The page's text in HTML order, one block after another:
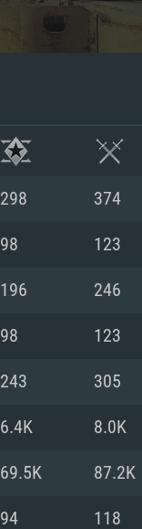
시스
298 374
98 123
196 246
98 123
243 305
6.4K 8.0K
69.5K 87.2K
94 118